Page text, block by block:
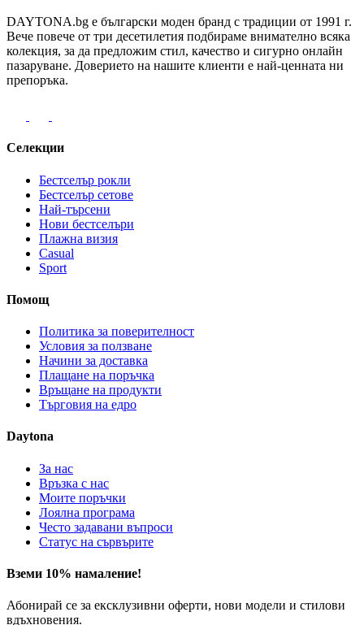
DAYTONA.bg е български моден бранд с традиции от 1991 г.
Вече повече от три десетилетия подбираме внимателно всяка
колекция, за да предложим стил, качество и сигурно онлайн
пазаруване. Доверието на нашите клиенти е най-ценната ни
препоръка.
Селекции
Бестселър рокли
Бестселър сетове
Най-търсени
Нови бестселъри
Плажна визия
Casual
Sport
Помощ
Политика за поверителност
Условия за ползване
Начини за доставка
Плащане на поръчка
Връщане на продукти
Търговия на едро
Daytona
За нас
Връзка с нас
Моите поръчки
Лоялна програма
Често задавани въпроси
Статус на сървърите
Вземи 10% намаление!
Абонирай се за ексклузивни оферти, нови модели и стилови
вдъхновения.